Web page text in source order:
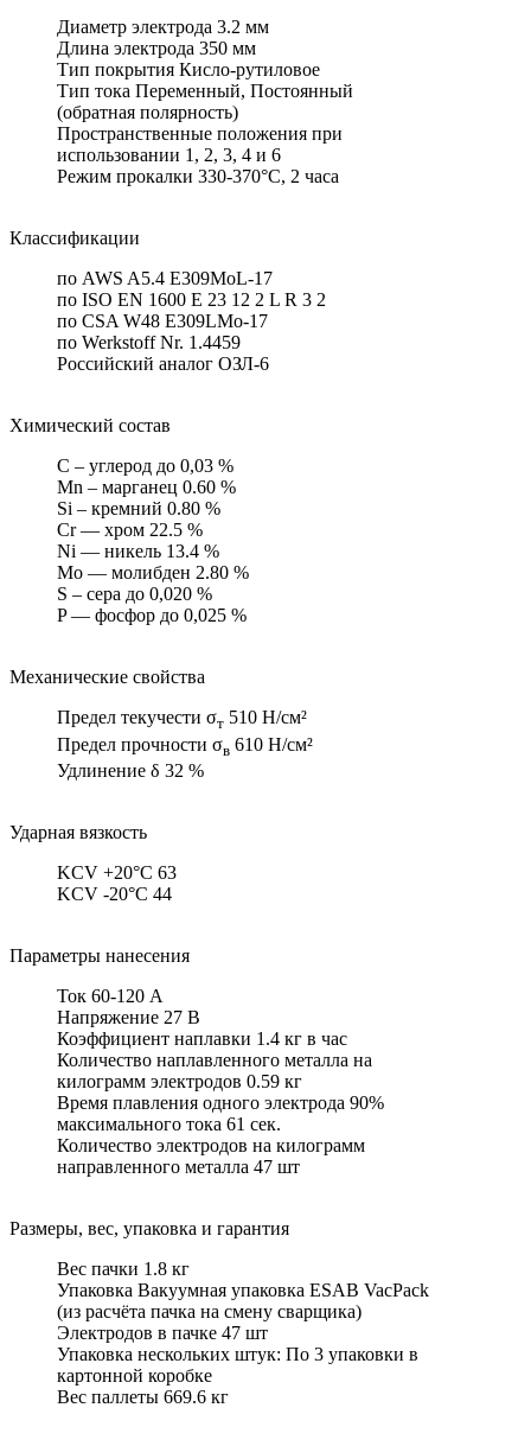
Диаметр электрода 3.2 мм
Длина электрода 350 мм
Тип покрытия Кисло-рутиловое
Тип тока Переменный, Постоянный
(обратная полярность)
Пространственные положения при
использовании 1, 2, 3, 4 и 6
Режим прокалки 330-370°С, 2 часа
Классификации
по AWS A5.4 E309MoL-17
по ISO EN 1600 E 23 12 2 L R 3 2
по CSA W48 E309LMo-17
по Werkstoff Nr. 1.4459
Российский аналог ОЗЛ-6
Химический состав
C – углерод до 0,03 %
Mn – марганец 0.60 %
Si – кремний 0.80 %
Cr — хром 22.5 %
Ni — никель 13.4 %
Mo — молибден 2.80 %
S – сера до 0,020 %
P — фосфор до 0,025 %
Механические свойства
Предел текучести σт 510 Н/см²
Предел прочности σв 610 Н/см²
Удлинение δ 32 %
Ударная вязкость
KCV +20°C 63
KCV -20°C 44
Параметры нанесения
Ток 60-120 А
Напряжение 27 В
Коэффициент наплавки 1.4 кг в час
Количество наплавленного металла на
килограмм электродов 0.59 кг
Время плавления одного электрода 90%
максимального тока 61 сек.
Количество электродов на килограмм
направленного металла 47 шт
Размеры, вес, упаковка и гарантия
Вес пачки 1.8 кг
Упаковка Вакуумная упаковка ESAB VacPack
(из расчёта пачка на смену сварщика)
Электродов в пачке 47 шт
Упаковка нескольких штук: По 3 упаковки в
картонной коробке
Вес паллеты 669.6 кг